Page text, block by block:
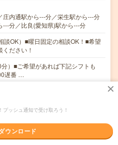
庄内通駅から---分／栄生駅から---分
---分／比良(愛知県)駅から---分
談OK）■曜日固定の相談OK！■希望
ださい！
）■ご希望があれば下記シフトも
遅番 …
募！】勤務1年以上が多数！応募
可能！
円～ ■週払いOK ■扶養内OK
ッシュ通知で受け取ろう！
ウンロード